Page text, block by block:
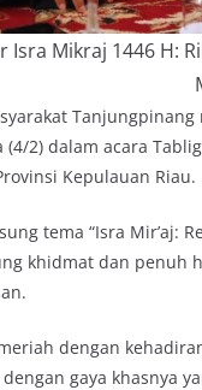
Isra Mikraj 1446 H:
(4/2) dalam acara
Kepulauan Riau.
tema “Isra Mir’aj:
khidmat dan
dengan
gaya khasnya